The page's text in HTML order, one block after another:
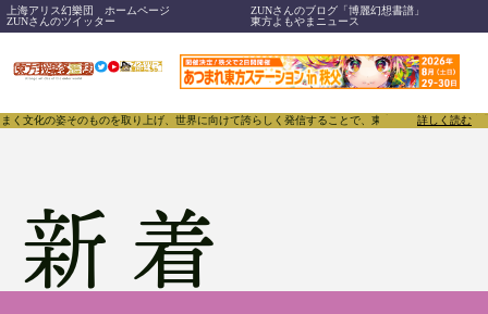
上海アリス幻樂団 ホームページ
ZUNさんのブログ「博麗幻想書譜」
ZUNさんのツイッター
東方よもやまニュース
、世界に向けて誇らしく発信することで、東方Projectのみならず「同人文化」そのものをさら
詳しく読む
新着